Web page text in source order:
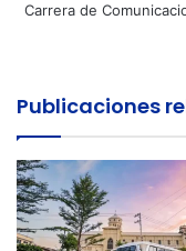
Carrera de
Publicaciones